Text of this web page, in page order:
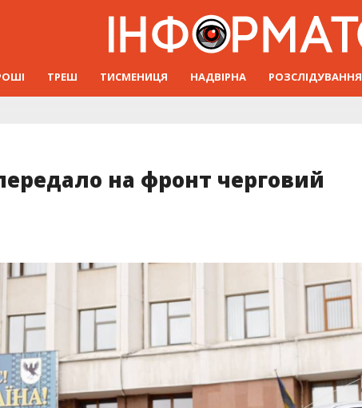
ТРЕШ ТИСМЕНИЦЯ НАДВІРНА РОЗСЛІДУВАННЯ
на фронт черговий